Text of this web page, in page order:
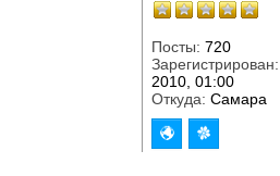
Посты: 720
Зарегистрирован:
2010, 01:00
Откуда: Самара